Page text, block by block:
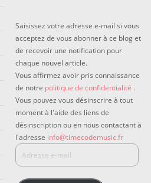
Saisissez votre adresse e-mail si vous
acceptez de vous abonner à ce blog et
de recevoir une notification pour
chaque nouvel article.
Vous affirmez avoir pris connaissance
de notre politique de confidentialité .
Vous pouvez vous désinscrire à tout
moment à l'aide des liens de
désinscription ou en nous contactant à
l'adresse info@timecodemusic.fr